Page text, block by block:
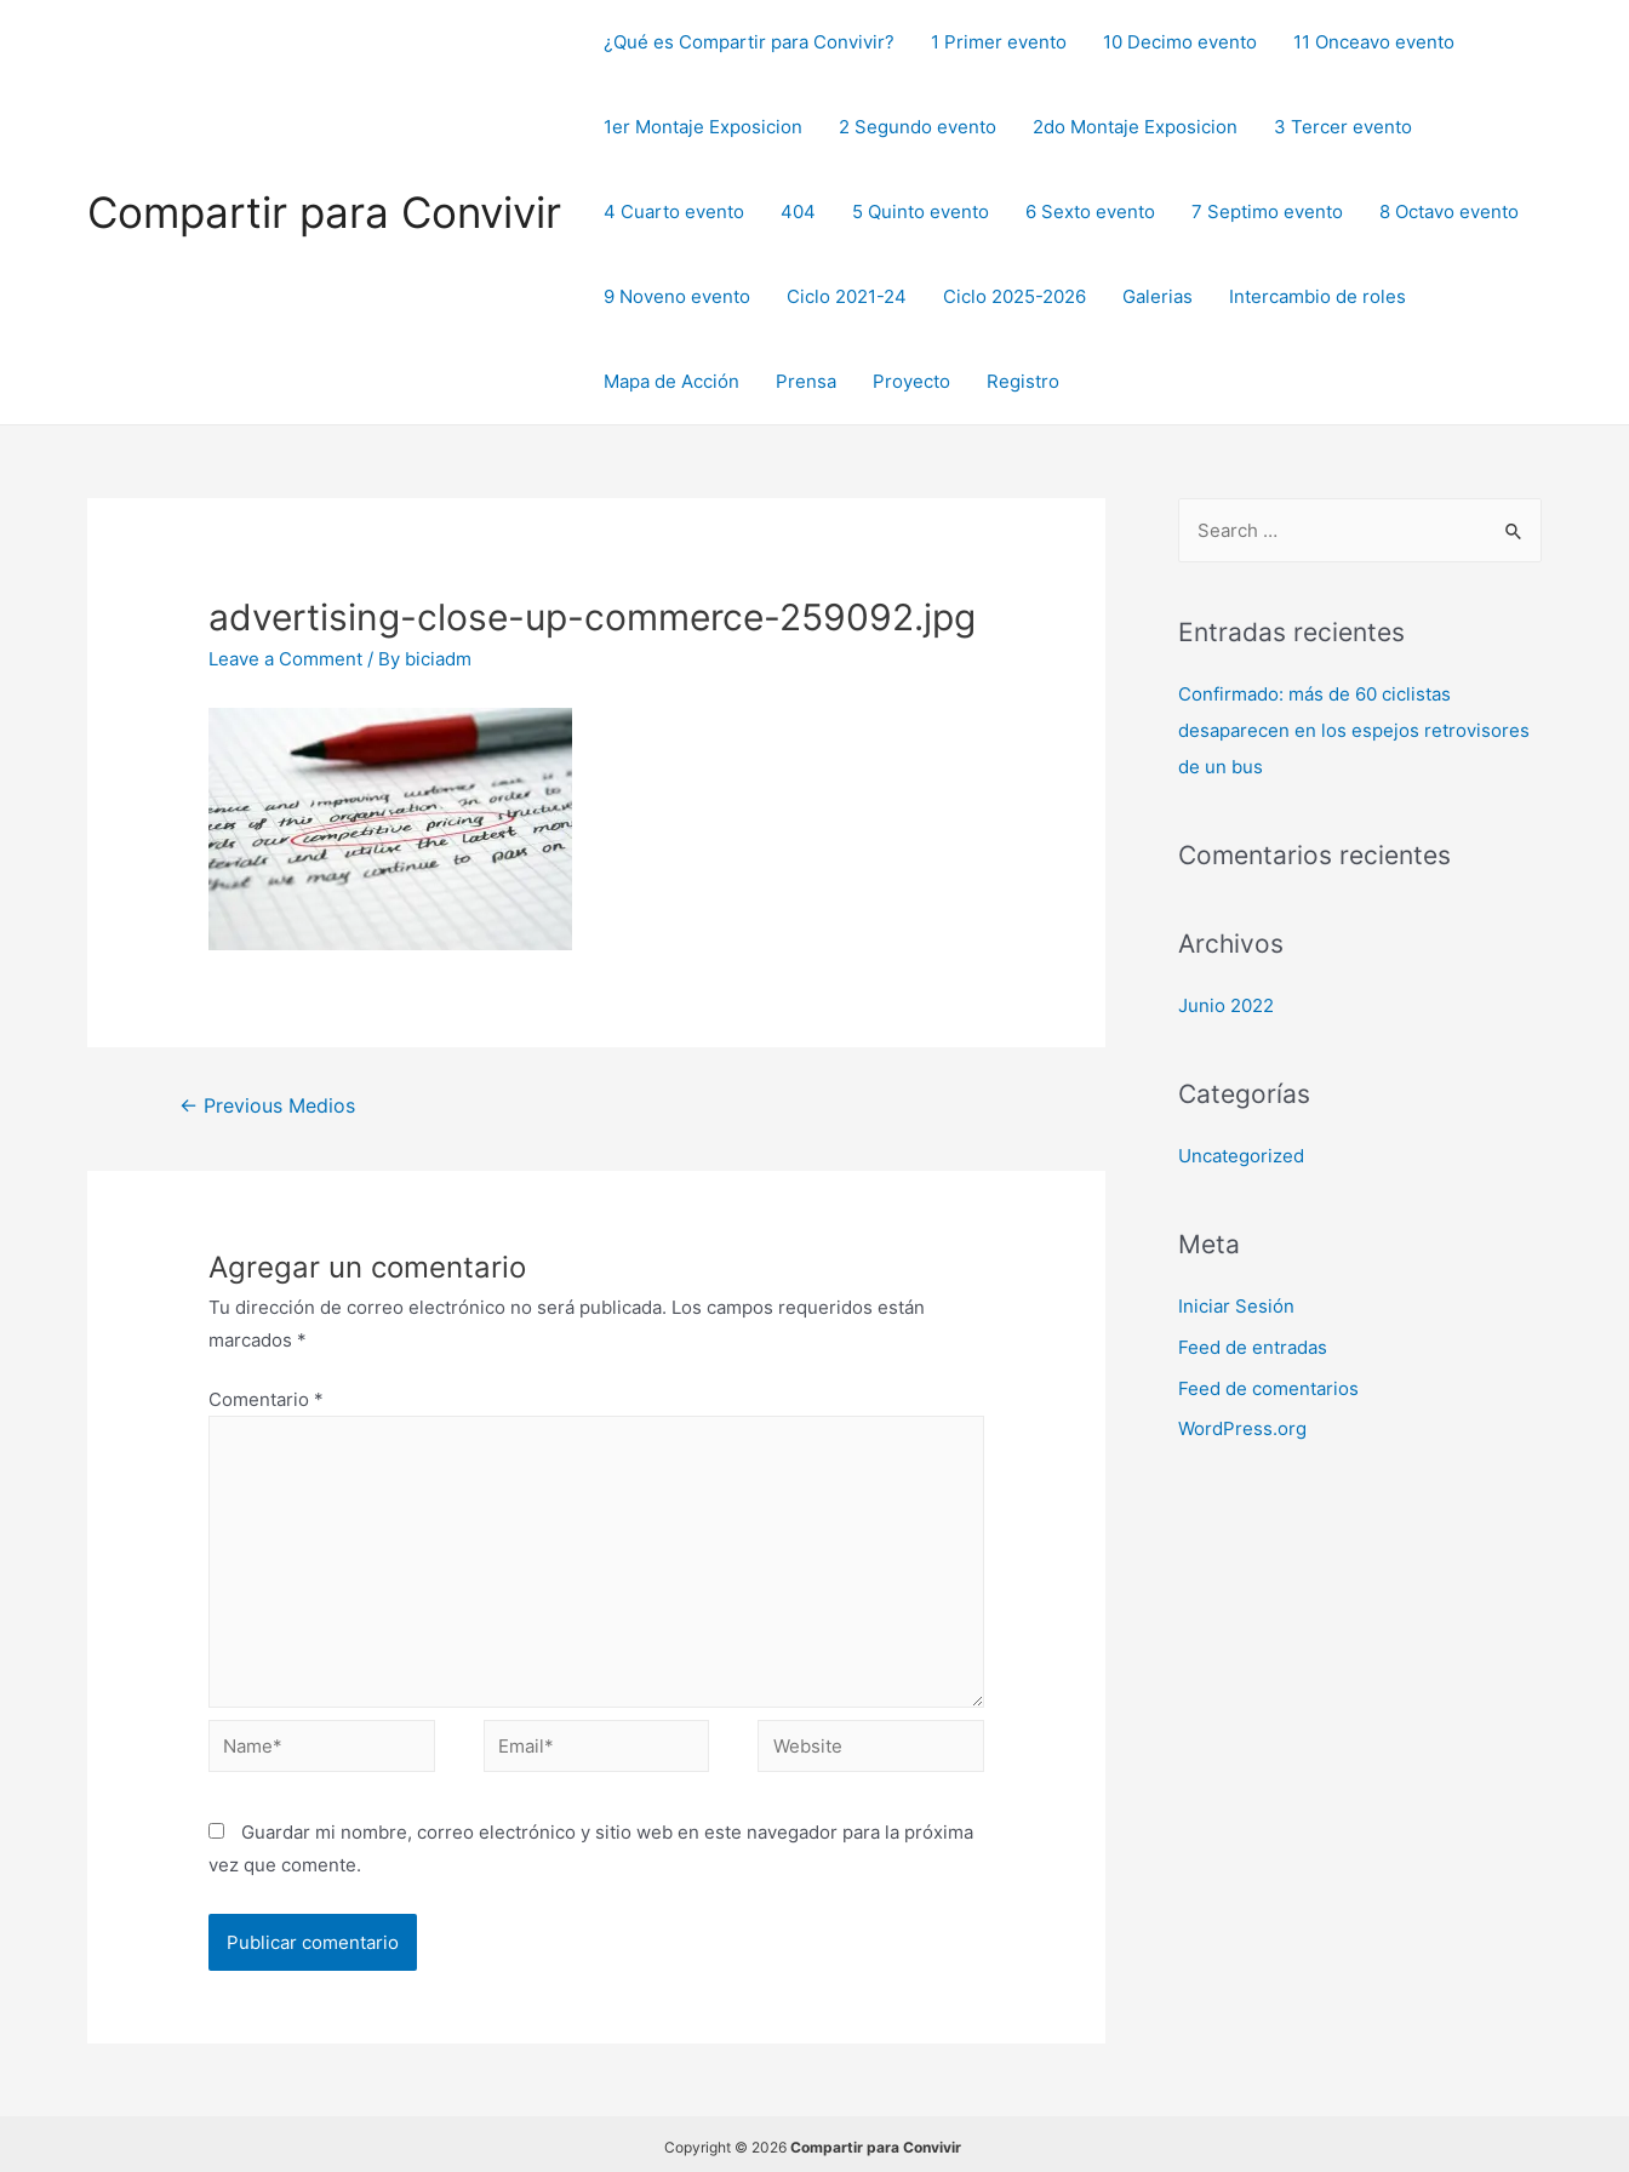
Compartir para Convivir
¿Qué es Compartir para Convivir? 1 Primer evento 10 Decimo evento 11 Onceavo evento
1er Montaje Exposicion 2 Segundo evento 2do Montaje Exposicion 3 Tercer evento
4 Cuarto evento 404 5 Quinto evento 6 Sexto evento 7 Septimo evento 8 Octavo evento
9 Noveno evento Ciclo 2021-24 Ciclo 2025-2026 Galerias Intercambio de roles
Mapa de Acción Prensa Proyecto Registro
advertising-close-up-commerce-259092.jpg
Leave a Comment / By biciadm
← Previous Medios
Agregar un comentario
Tu dirección de correo electrónico no será publicada. Los campos requeridos están
marcados *
Comentario *
Guardar mi nombre, correo electrónico y sitio web en este navegador para la próxima
vez que comente.
Entradas recientes
Confirmado: más de 60 ciclistas
desaparecen en los espejos retrovisores
de un bus
Comentarios recientes
Archivos
Junio 2022
Categorías
Uncategorized
Meta
Iniciar Sesión
Feed de entradas
Feed de comentarios
WordPress.org
Copyright © 2026 Compartir para Convivir